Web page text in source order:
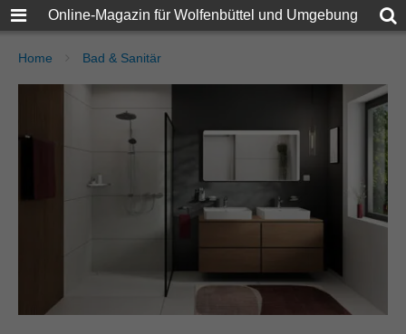
Online-Magazin für Wolfenbüttel und Umgebung
Home Bad & Sanitär